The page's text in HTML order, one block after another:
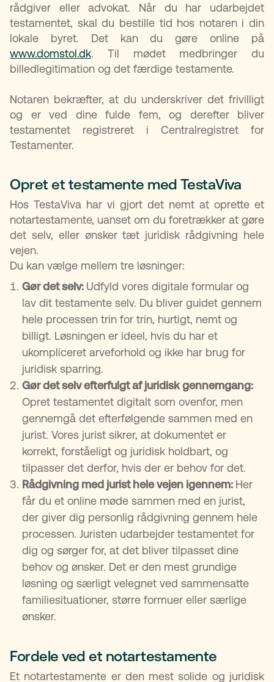
rådgiver eller advokat. Når du har udarbejdet
testamentet, skal du bestille tid hos notaren i din
lokale byret. Det kan du gøre online på
www.domstol.dk. Til mødet medbringer du
billedlegitimation og det færdige testamente.
Notaren bekræfter, at du underskriver det frivilligt
og er ved dine fulde fem, og derefter bliver
testamentet registreret i Centralregistret for
Testamenter.
Opret et testamente med TestaViva
Hos TestaViva har vi gjort det nemt at oprette et
notartestamente, uanset om du foretrækker at gøre
det selv, eller ønsker tæt juridisk rådgivning hele
vejen.
Du kan vælge mellem tre løsninger:
Gør det selv: Udfyld vores digitale formular og
lav dit testamente selv. Du bliver guidet gennem
hele processen trin for trin, hurtigt, nemt og
billigt. Løsningen er ideel, hvis du har et
ukompliceret arveforhold og ikke har brug for
juridisk sparring.
Gør det selv efterfulgt af juridisk gennemgang:
Opret testamentet digitalt som ovenfor, men
gennemgå det efterfølgende sammen med en
jurist. Vores jurist sikrer, at dokumentet er
korrekt, forståeligt og juridisk holdbart, og
tilpasser det derfor, hvis der er behov for det.
Rådgivning med jurist hele vejen igennem: Her
får du et online møde sammen med en jurist,
der giver dig personlig rådgivning gennem hele
processen. Juristen udarbejder testamentet for
dig og sørger for, at det bliver tilpasset dine
behov og ønsker. Det er den mest grundige
løsning og særligt velegnet ved sammensatte
familiesituationer, større formuer eller særlige
ønsker.
Fordele ved et notartestamente
Et notartestamente er den mest solide og juridisk